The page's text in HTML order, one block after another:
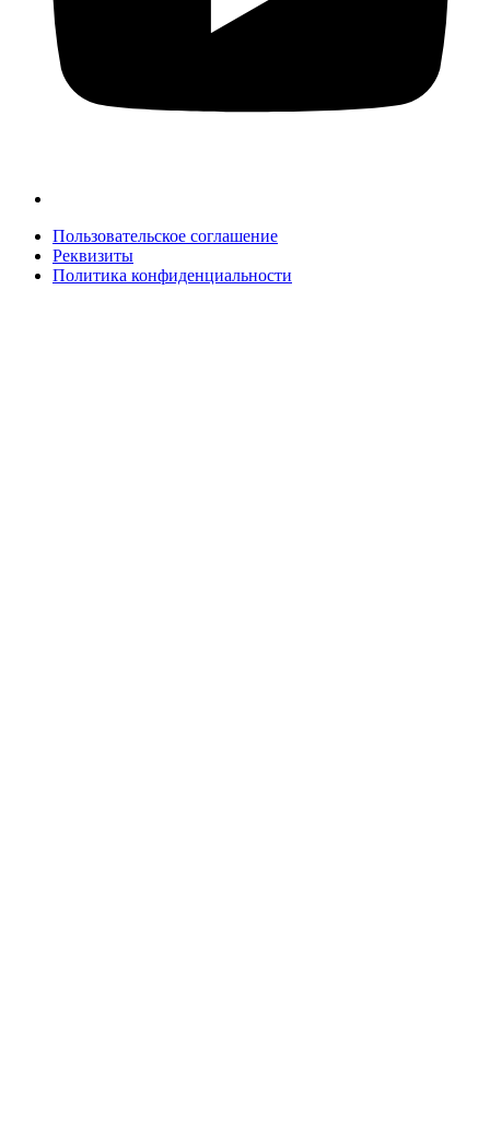
Пользовательское соглашение
Реквизиты
Политика конфиденциальности